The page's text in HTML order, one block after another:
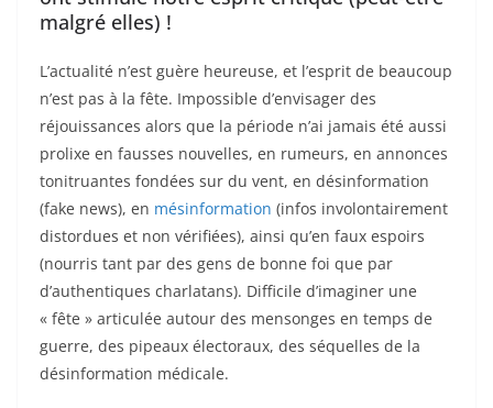
malgré elles) !
L’actualité n’est guère heureuse, et l’esprit de beaucoup
n’est pas à la fête. Impossible d’envisager des
réjouissances alors que la période n’ai jamais été aussi
prolixe en fausses nouvelles, en rumeurs, en annonces
tonitruantes fondées sur du vent, en désinformation
(fake news), en mésinformation (infos involontairement
distordues et non vérifiées), ainsi qu’en faux espoirs
(nourris tant par des gens de bonne foi que par
d’authentiques charlatans). Difficile d’imaginer une
« fête » articulée autour des mensonges en temps de
guerre, des pipeaux électoraux, des séquelles de la
désinformation médicale.